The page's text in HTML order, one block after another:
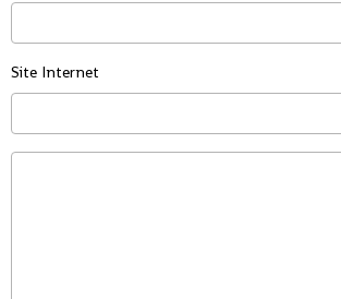
Site Internet